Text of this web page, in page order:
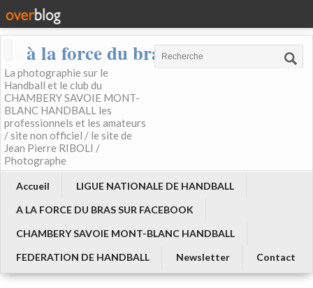
à la force du bras
La photographie sur le
Handball et le club du
CHAMBERY SAVOIE MONT-
BLANC HANDBALL les
professionnels et les amateurs
/ site non officiel / le site de
Jean Pierre RIBOLI /
Photographe
Accueil
LIGUE NATIONALE DE HANDBALL
A LA FORCE DU BRAS SUR FACEBOOK
CHAMBERY SAVOIE MONT-BLANC HANDBALL
FEDERATION DE HANDBALL
Newsletter Contact